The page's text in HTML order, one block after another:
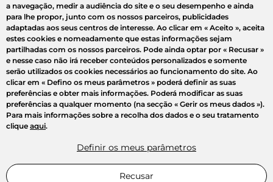
a navegação, medir a audiência do site e o seu desempenho e ainda
para lhe propor, junto com os nossos parceiros, publicidades
adaptadas aos seus centros de interesse. Ao clicar em « Aceito », aceita
estes cookies e nomeadamente que estas informações sejam
partilhadas com os nossos parceiros. Pode ainda optar por « Recusar »
e nesse caso não irá receber conteúdos personalizados e somente
serão utilizados os cookies necessários ao funcionamento do site. Ao
clicar em « Defino os meus parâmetros » poderá definir as suas
preferências e obter mais informações. Poderá modificar as suas
preferências a qualquer momento (na secção « Gerir os meus dados »).
Para mais informações sobre a recolha dos dados e o seu tratamento
clique aqui.
Definir os meus parâmetros
Recusar